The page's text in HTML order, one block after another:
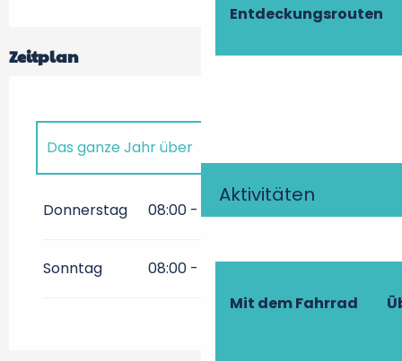
Entdeckungsrouten
Aktivitäten
Mit dem Fahrrad
Zeitplan
Das ganze Jahr über
Das ganze Jahr über 2027
Donnerstag 08:00 - 12:30
Sonntag 08:00 - 12:30